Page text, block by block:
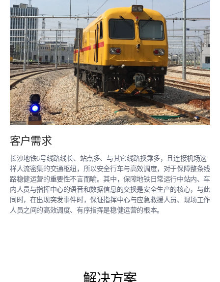
客户需求
长沙地铁6号线路线长、站点多、与其它线路换乘多，且连接机场这
样人流密集的交通枢纽，所以安全行车与高效调度，对于保障整条线
路稳健运营的重要性不言而喻。其中，保障地铁日常运行中站内、车
内人员与指挥中心的语音和数据信息的交换是安全生产的核心，与此
同时，在出现突发事件时，保证指挥中心与应急救援人员、现场工作
人员之间的高效调度、有序指挥是稳健运营的根本。
解决方案